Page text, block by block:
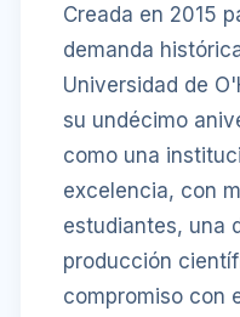
Creada en 2015
demanda
Universidad de
su undécimo
como una
excelencia, con
estudiantes, una
producción
compromiso con